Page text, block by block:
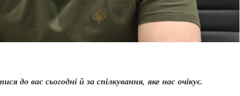
до вас сьогодні й за спілкування, яке нас очікує.